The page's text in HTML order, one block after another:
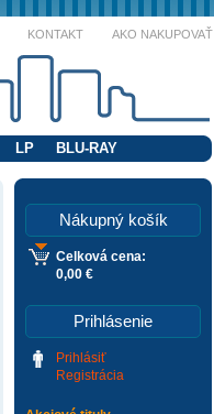
KONTAKT AKO NAKUPOVAŤ
LP BLU-RAY
Nákupný košík
Celková cena:
0,00 €
Prihlásenie
Prihlásiť
Registrácia